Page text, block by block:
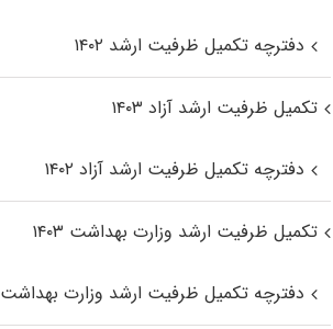
دفترچه تکمیل ظرفیت ارشد ۱۴۰۲
تکمیل ظرفیت ارشد آزاد ۱۴۰۳
دفترچه تکمیل ظرفیت ارشد آزاد ۱۴۰۲
تکمیل ظرفیت ارشد وزارت بهداشت ۱۴۰۳
دفترچه تکمیل ظرفیت ارشد وزارت بهداشت ۱۴۰۳